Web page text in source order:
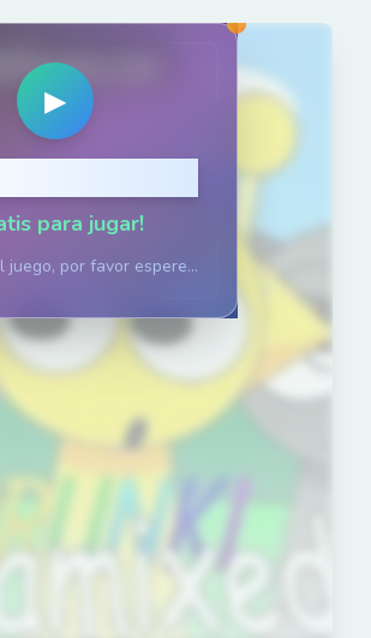
▶
para jugar!
juego, por favor espere...